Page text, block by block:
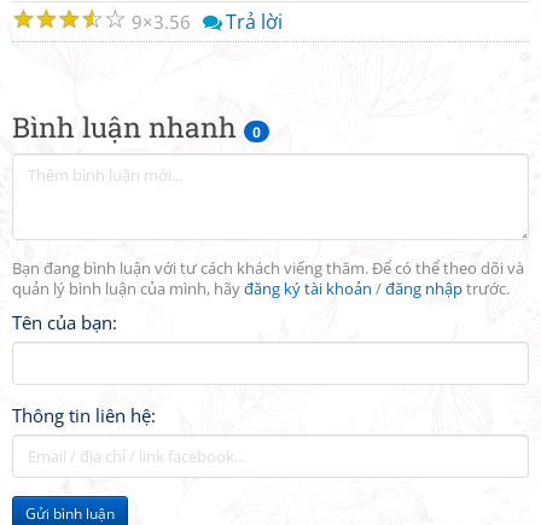
Bình luận nhanh 0
Bạn đang bình luận với tư cách khách viếng thăm. Để có thể theo dõi và
quản lý bình luận của mình, hãyđăng ký tài khoản /đăng nhậptrước.
Tên của bạn:
Thông tin liên hệ:
Gửi bình luận
☆
☆
☆
☆
☆ 9 3.56 Trả lời